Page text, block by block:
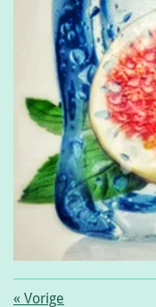
« Vorige